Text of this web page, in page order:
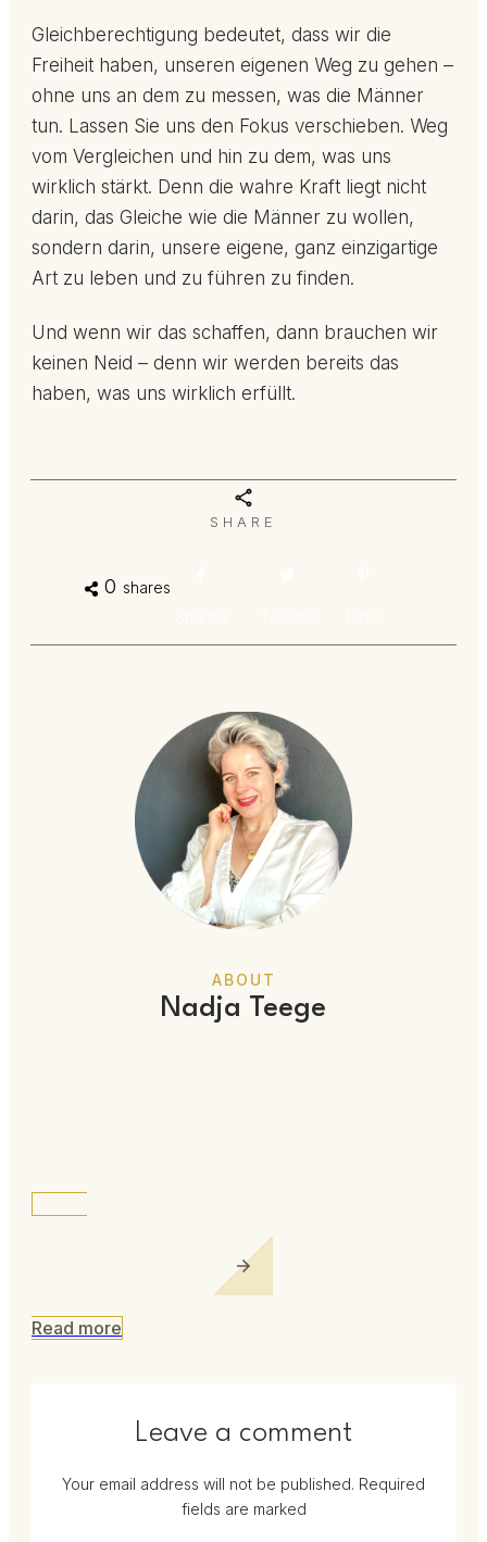
Gleichberechtigung bedeutet, dass wir die
Freiheit haben, unseren eigenen Weg zu gehen –
ohne uns an dem zu messen, was die Männer
tun. Lassen Sie uns den Fokus verschieben. Weg
vom Vergleichen und hin zu dem, was uns
wirklich stärkt. Denn die wahre Kraft liegt nicht
darin, das Gleiche wie die Männer zu wollen,
sondern darin, unsere eigene, ganz einzigartige
Art zu leben und zu führen zu finden.
Und wenn wir das schaffen, dann brauchen wir
keinen Neid – denn wir werden bereits das
haben, was uns wirklich erfüllt.
SHARE
0 shares
ABOUT
Nadja Teege
Read more
Leave a comment
Your email address will not be published. Required
fields are marked